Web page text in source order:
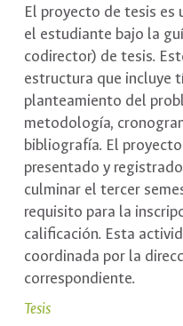
El proyecto de tesis
el estudiante bajo la
codirector) de tesis.
estructura que incluye
planteamiento del
metodología,
bibliografía. El
presentado y
culminar el tercer
requisito para la
calificación. Esta
coordinada por la
correspondiente.
Tesis